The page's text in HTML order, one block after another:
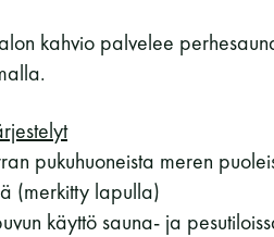
kahvio palvelee
pukuhuoneista meren
(merkitty lapulla)
käyttö sauna- ja